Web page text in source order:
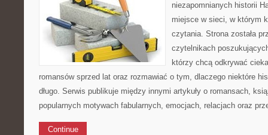
niezapomnianych historii
miejsce w sieci, w którym
czytania. Strona została
czytelnikach
którzy chcą odkrywać
romansów sprzed lat oraz rozmawiać o tym, dlaczego niektóre
długo. Serwis publikuje między innymi artykuły o romansach,
popularnych motywach fabularnych, emocjach, relacjach oraz
Continue